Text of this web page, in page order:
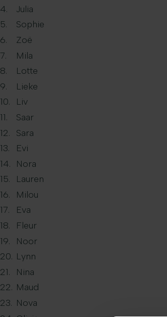
Julia
Sophie
Zoë
Mila
Lotte
Lieke
Liv
Saar
Sara
Evi
Nora
Lauren
Milou
Eva
Fleur
Noor
Lynn
Nina
Maud
Nova